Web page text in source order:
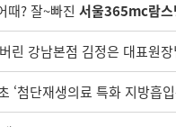
때? 잘~빠진 서울365mc람스
린 강남본점 김정은 대표원
‘첨단재생의료 특화 지방흡